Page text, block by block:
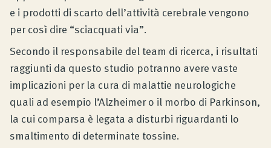
e i prodotti di scarto dell’attività cerebrale vengono
per così dire “sciacquati via”.
Secondo il responsabile del team di ricerca, i risultati
raggiunti da questo studio potranno avere vaste
implicazioni per la cura di malattie neurologiche
quali ad esempio l’Alzheimer o il morbo di Parkinson,
la cui comparsa è legata a disturbi riguardanti lo
smaltimento di determinate tossine.